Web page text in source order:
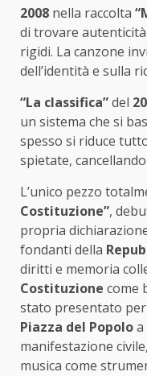
2008 nella raccolta
di trovare
rigidi. La canzone
dell’identità e sulla
“La classifica”del
un sistema che si
spesso si riduce
spietate,
L’unico pezzo
Costituzione”,
propria
fondanti della
diritti e memoria
Costituzione come
stato presentato
Piazza del Popoloa
manifestazione
musica come